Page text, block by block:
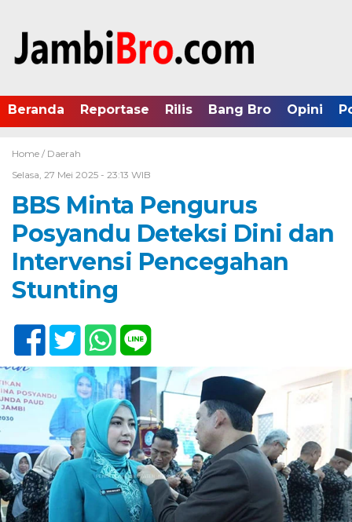
Beranda Reportase Rilis Bang Bro Opini
Home / Daerah
Selasa, 27 Mei 2025 - 23:13 WIB
BBS Minta Pengurus
Posyandu Deteksi Dini dan
Intervensi Pencegahan
Stunting